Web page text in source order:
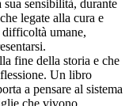
sensibilità, durante
legate alla cura e
umane,
fine della storia e che
Un libro
a pensare al sistema